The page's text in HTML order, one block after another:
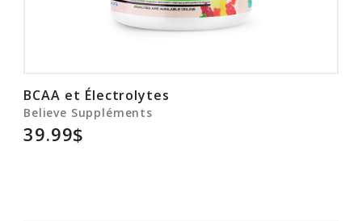
BCAA et Électrolytes
Believe Suppléments
39.99$